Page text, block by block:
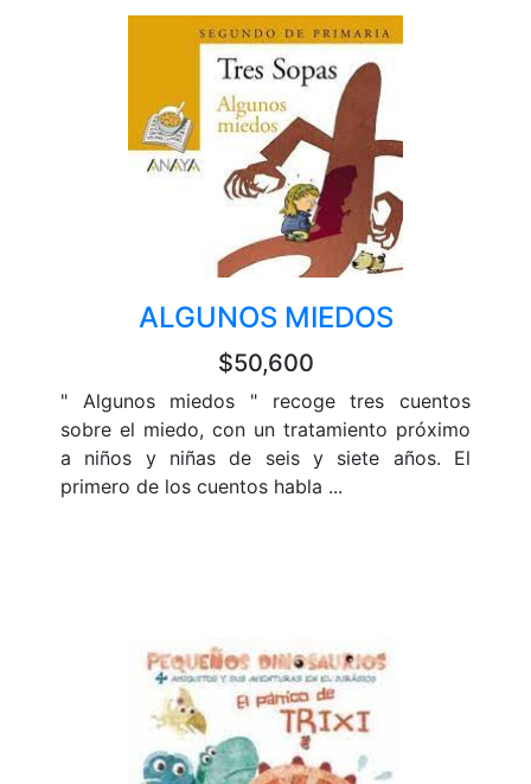
ALGUNOS MIEDOS
$50,600
" Algunos miedos " recoge tres cuentos
sobre el miedo, con un tratamiento próximo
a niños y niñas de seis y siete años. El
primero de los cuentos habla ...